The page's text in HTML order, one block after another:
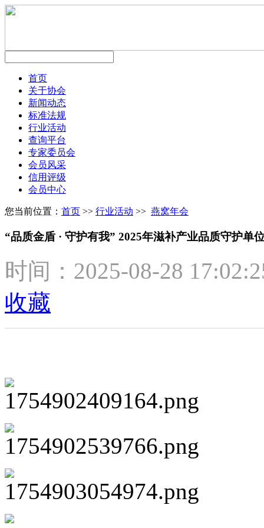
首页
关于协会
新闻动态
标准法规
行业活动
查询平台
专家委员会
会员风采
信用评级
会员中心
您当前位置： 首页 >> 行业活动 >> 燕窝年会
“品质金盾 · 守护有我” 2025年滋补产业品质守护单
时间：2025-08-28
收藏